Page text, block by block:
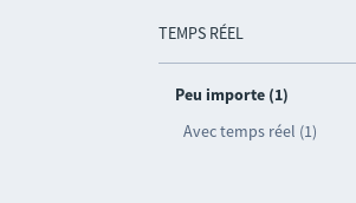
TEMPS RÉEL
Peu importe (1)
Avec temps réel (1)